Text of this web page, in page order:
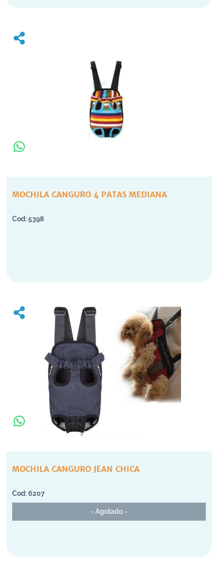
MOCHILA CANGURO 4 PATAS MEDIANA
5398
MOCHILA CANGURO JEAN CHICA
6207
- Agotado -